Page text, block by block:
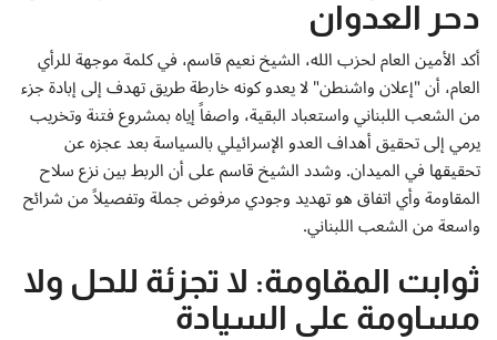
دحر العدوان
أكد الأمين العام لحزب الله، الشيخ نعيم قاسم، في كلمة موجهة للرأي
العام، أن "إعلان واشنطن" لا يعدو كونه خارطة طريق تهدف إلى إبادة جزء
من الشعب اللبناني واستعباد البقية، واصفاً إياه بمشروع فتنة وتخريب
يرمي إلى تحقيق أهداف العدو الإسرائيلي بالسياسة بعد عجزه عن
تحقيقها في الميدان. وشدد الشيخ قاسم على أن الربط بين نزع سلاح
المقاومة وأي اتفاق هو تهديد وجودي مرفوض جملة وتفصيلاً من شرائح
واسعة من الشعب اللبناني.
ثوابت المقاومة: لا تجزئة للحل ولا
مساومة على السيادة